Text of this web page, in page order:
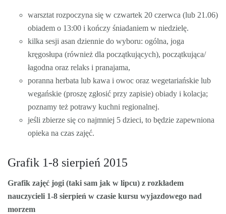
warsztat rozpoczyna się w czwartek 20 czerwca (lub 21.06)
obiadem o 13:00 i kończy śniadaniem w niedzielę.
kilka sesji asan dziennie do wyboru: ogólna, joga
kręgosłupa (również dla początkujących), początkująca/
łagodna oraz relaks i pranajama,
poranna herbata lub kawa i owoc oraz wegetariańskie lub
wegańskie (proszę zgłosić przy zapisie) obiady i kolacja;
poznamy też potrawy kuchni regionalnej.
jeśli zbierze się co najmniej 5 dzieci, to będzie zapewniona
opieka na czas zajęć.
Grafik 1-8 sierpień 2015
Grafik zajęć jogi (taki sam jak w lipcu) z rozkładem
nauczycieli 1-8 sierpień w czasie kursu wyjazdowego nad
morzem